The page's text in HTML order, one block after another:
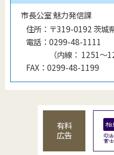
市長公室 魅力発信課
住所： 〒319-0192 茨城
電話： 0299-48-1111
（内線 ： 1251～
FAX： 0299-48-1199
有料
広告